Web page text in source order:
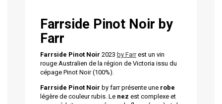
Farrside Pinot Noir by
Farr
Farrside Pinot Noir 2023 by Farrest un vin
rouge Australien de la région de Victoria issu du
cépage Pinot Noir (100%).
Farrside Pinot Noir by farr présente une robe
légère de couleur rubis. Le nez est complexe et